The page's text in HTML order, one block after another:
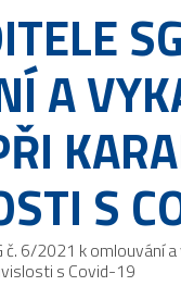
A
S
č. 6/2021 k omlouvání
s Covid-19